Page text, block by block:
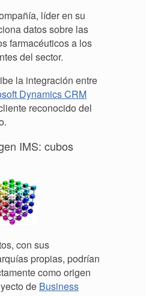
líder en su
datos sobre las
farmacéuticos a los
del sector.
la integración entre
Dynamics CRM
reconocido del
IMS: cubos
con sus
propias, podrían
como origen
de Business